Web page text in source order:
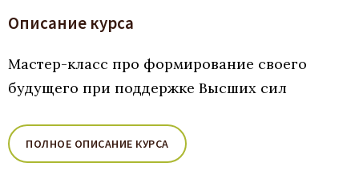
Описание курса
Мастер-класс про формирование своего
будущего при поддержке Высших сил
ПОЛНОЕ ОПИСАНИЕ КУРСА